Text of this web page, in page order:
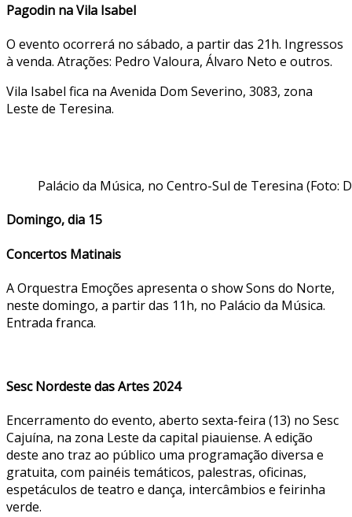
Pagodin na Vila Isabel
O evento ocorrerá no sábado, a partir das 21h. Ingressos
à venda. Atrações: Pedro Valoura, Álvaro Neto e outros.
Vila Isabel fica na Avenida Dom Severino, 3083, zona
Leste de Teresina.
Palácio da Música, no Centro-Sul de Teresina (Foto:
Domingo, dia 15
Concertos Matinais
A Orquestra Emoções apresenta o show Sons do Norte,
neste domingo, a partir das 11h, no Palácio da Música.
Entrada franca.
Sesc Nordeste das Artes 2024
Encerramento do evento, aberto sexta-feira (13) no Sesc
Cajuína, na zona Leste da capital piauiense. A edição
deste ano traz ao público uma programação diversa e
gratuita, com painéis temáticos, palestras, oficinas,
espetáculos de teatro e dança, intercâmbios e feirinha
verde.